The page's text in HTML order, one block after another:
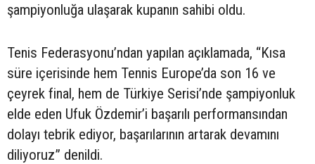
şampiyonluğa ulaşarak kupanın sahibi oldu.
Tenis Federasyonu’ndan yapılan açıklamada, “Kısa
süre içerisinde hem Tennis Europe’da son 16 ve
çeyrek final, hem de Türkiye Serisi’nde şampiyonluk
elde eden Ufuk Özdemir’i başarılı performansından
dolayı tebrik ediyor, başarılarının artarak devamını
diliyoruz” denildi.